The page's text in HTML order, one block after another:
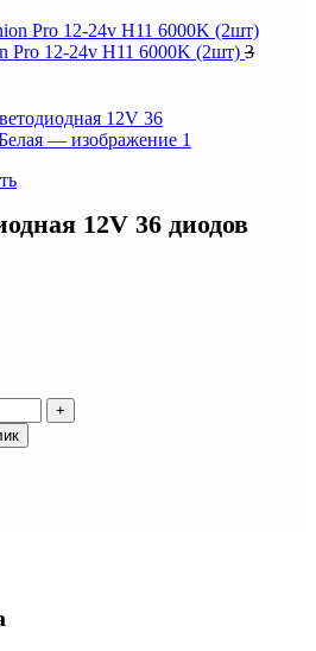
Pro 12-24v H11 6000K (2шт) 3
₽.
12V 36 диодов